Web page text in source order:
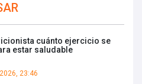
cuánto ejercicio se
estar saludable
23:46